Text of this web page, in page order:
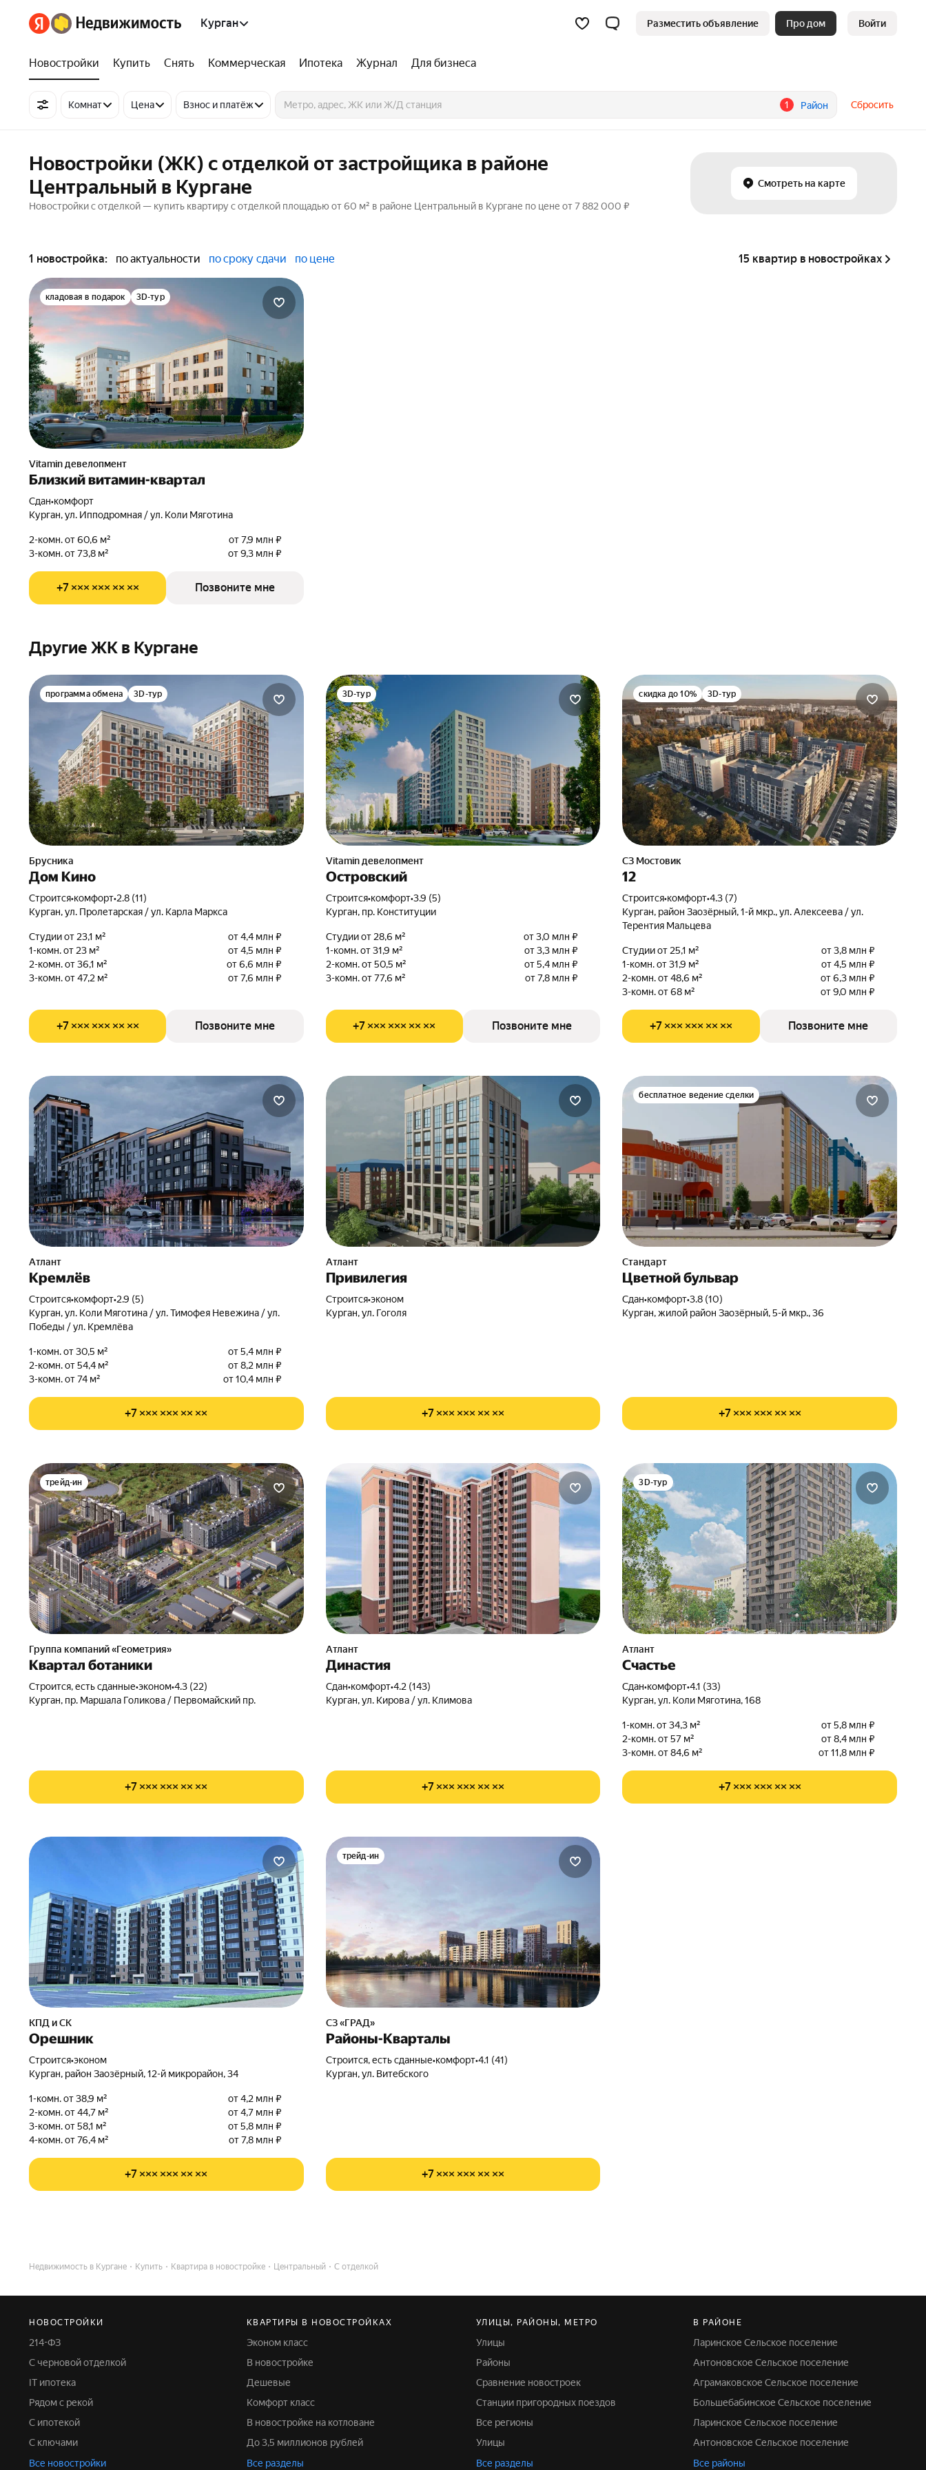
Курган Разместить объявление Про дом Войти
Новостройки Купить Снять Коммерческая Ипотека Журнал Для бизнеса
Комнат Цена Взнос и платёж 1 Район Сбросить
Новостройки (ЖК) с отделкой от застройщика в районе
Центральный в Кургане
Новостройки с отделкой — купить квартиру с отделкой площадью от 60 м² в районе Центральный в Кургане по цене от 7 882 000 ₽
Смотреть на карте
1 новостройка: по актуальности по сроку сдачи по цене 15 квартир в новостройках
кладовая в подарок 3D-тур
Vitamin девелопмент
Близкий витамин-квартал
Сдан•комфорт
Курган, ул. Ипподромная / ул. Коли Мяготина
2-комн. от 60,6 м²
от 7,9 млн ₽
3-комн. от 73,8 м²
от 9,3 млн ₽
+7 ××× ××× ×× ×× Позвоните мне
Другие ЖК в Кургане
программа обмена 3D-тур
Брусника
Дом Кино
Строится•комфорт•2.8 (11)
Курган, ул. Пролетарская / ул. Карла Маркса
Студии от 23,1 м²
от 4,4 млн ₽
1-комн. от 23 м²
от 4,5 млн ₽
2-комн. от 36,1 м²
от 6,6 млн ₽
3-комн. от 47,2 м²
от 7,6 млн ₽
+7 ××× ××× ×× ×× Позвоните мне
3D-тур
Vitamin девелопмент
Островский
Строится•комфорт•3.9 (5)
Курган, пр. Конституции
Студии от 28,6 м²
от 3,0 млн ₽
1-комн. от 31,9 м²
от 3,3 млн ₽
2-комн. от 50,5 м²
от 5,4 млн ₽
3-комн. от 77,6 м²
от 7,8 млн ₽
+7 ××× ××× ×× ×× Позвоните мне
скидка до 10% 3D-тур
СЗ Мостовик
12
Строится•комфорт•4.3 (7)
Курган, район Заозёрный, 1-й мкр., ул. Алексеева / ул.
Терентия Мальцева
Студии от 25,1 м²
от 3,8 млн ₽
1-комн. от 31,9 м²
от 4,5 млн ₽
2-комн. от 48,6 м²
от 6,3 млн ₽
3-комн. от 68 м²
от 9,0 млн ₽
+7 ××× ××× ×× ×× Позвоните мне
Атлант
Кремлёв
Строится•комфорт•2.9 (5)
Курган, ул. Коли Мяготина / ул. Тимофея Невежина / ул.
Победы / ул. Кремлёва
1-комн. от 30,5 м²
от 5,4 млн ₽
2-комн. от 54,4 м²
от 8,2 млн ₽
3-комн. от 74 м²
от 10,4 млн ₽
+7 ××× ××× ×× ××
Атлант
Привилегия
Строится•эконом
Курган, ул. Гоголя
+7 ××× ××× ×× ××
бесплатное ведение сделки
Стандарт
Цветной бульвар
Сдан•комфорт•3.8 (10)
Курган, жилой район Заозёрный, 5-й мкр., 36
+7 ××× ××× ×× ××
трейд-ин
Группа компаний «Геометрия»
Квартал ботаники
Строится, есть сданные•эконом•4.3 (22)
Курган, пр. Маршала Голикова / Первомайский пр.
+7 ××× ××× ×× ××
Атлант
Династия
Сдан•комфорт•4.2 (143)
Курган, ул. Кирова / ул. Климова
+7 ××× ××× ×× ××
3D-тур
Атлант
Счастье
Сдан•комфорт•4.1 (33)
Курган, ул. Коли Мяготина, 168
1-комн. от 34,3 м²
от 5,8 млн ₽
2-комн. от 57 м²
от 8,4 млн ₽
3-комн. от 84,6 м²
от 11,8 млн ₽
+7 ××× ××× ×× ××
КПД и СК
Орешник
Строится•эконом
Курган, район Заозёрный, 12-й микрорайон, 34
1-комн. от 38,9 м²
от 4,2 млн ₽
2-комн. от 44,7 м²
от 4,7 млн ₽
3-комн. от 58,1 м²
от 5,8 млн ₽
4-комн. от 76,4 м²
от 7,8 млн ₽
+7 ××× ××× ×× ××
трейд-ин
СЗ «ГРАД»
Районы-Кварталы
Строится, есть сданные•комфорт•4.1 (41)
Курган, ул. Витебского
+7 ××× ××× ×× ××
Недвижимость в Кургане Купить Квартира в новостройке Центральный С отделкой
НОВОСТРОЙКИ
214-ФЗ
С черновой отделкой
IT ипотека
Рядом с рекой
С ипотекой
С ключами
Все новостройки
КВАРТИРЫ В НОВОСТРОЙКАХ
Эконом класс
В новостройке
Дешевые
Комфорт класс
В новостройке на котловане
До 3,5 миллионов рублей
Все разделы
УЛИЦЫ, РАЙОНЫ, МЕТРО
Улицы
Районы
Сравнение новостроек
Станции пригородных поездов
Все регионы
Улицы
Все разделы
В РАЙОНЕ
Ларинское Сельское поселение
Антоновское Сельское поселение
Аграмаковское Сельское поселение
Большебабинское Сельское поселение
Ларинское Сельское поселение
Антоновское Сельское поселение
Все районы